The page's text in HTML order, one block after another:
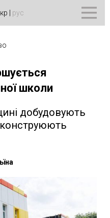
рус
школи
добудовують